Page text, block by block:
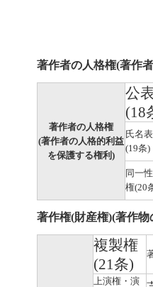
著作者の人格権(著作
著作者の人格権
(著作者の人格的利益
を保護する権利)
公
(18
氏名
(19条)
同一
権(20
著作権(財産権)(著作
複製権
(21条)
上演権・演